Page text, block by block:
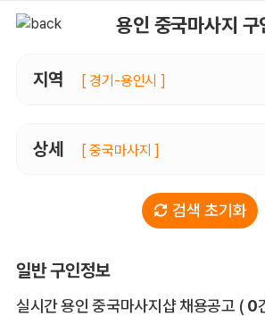
용인 중국마사지 구
지역 [ 경기-용인시 ]
상세 [ 중국마사지 ]
검색 초기화
일반 구인정보
실시간 용인 중국마사지샵 채용공고 전체
( 0